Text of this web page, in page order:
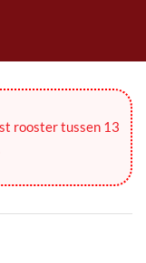
rooster tussen 13